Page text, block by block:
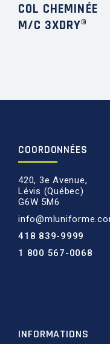
COL CHEMINÉE
M/C 3XDRY®
COORDONNÉES
420, 3e Avenue,
Lévis (Québec)
G6W 5M6
418 839-9999
1 800 567-0068
INFORMATIONS